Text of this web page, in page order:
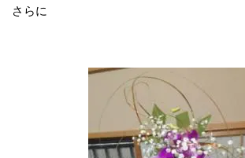
さらに